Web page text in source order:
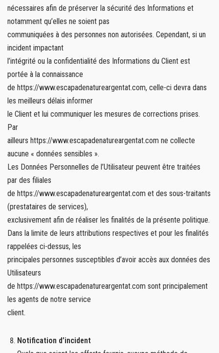
nécessaires afin de préserver la sécurité des Informations et
notamment qu’elles ne soient pas
communiquées à des personnes non autorisées. Cependant, si un
incident impactant
l’intégrité ou la confidentialité des Informations du Client est
portée à la connaissance
de https://www.escapadenatureargentat.com, celle-ci devra dans
les meilleurs délais informer
le Client et lui communiquer les mesures de corrections prises.
Par
ailleurs https://www.escapadenatureargentat.com ne collecte
aucune « données sensibles ».
Les Données Personnelles de l’Utilisateur peuvent être traitées
par des filiales
de https://www.escapadenatureargentat.com et des sous-traitants
(prestataires de services),
exclusivement afin de réaliser les finalités de la présente politique.
Dans la limite de leurs attributions respectives et pour les finalités
rappelées ci-dessus, les
principales personnes susceptibles d’avoir accès aux données des
Utilisateurs
de https://www.escapadenatureargentat.com sont principalement
les agents de notre service
client.
Notification d’incident